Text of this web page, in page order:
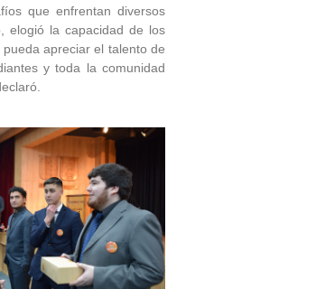
que enfrentan diversos
elogió la capacidad de los
apreciar el talento de
y toda la comunidad